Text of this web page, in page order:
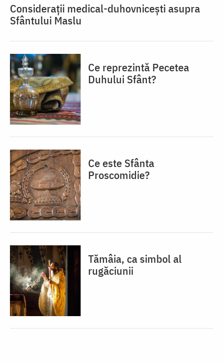
Considerații medical-duhovnicești asupra
Sfântului Maslu
Ce reprezintă Pecetea
Duhului Sfânt?
Ce este Sfânta
Proscomidie?
Tămâia, ca simbol al
rugăciunii